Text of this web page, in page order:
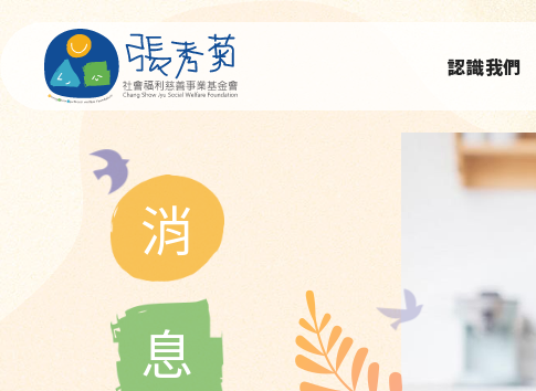
認識我們
消
息